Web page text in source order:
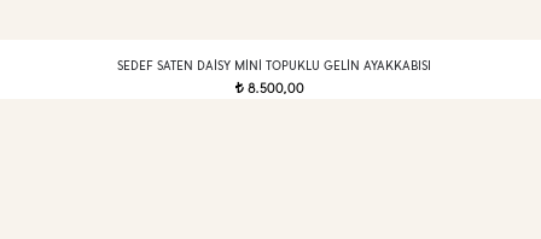
SEDEF SATEN DAISY MINI TOPUKLU GELIN AYAKKABISI
t8.500,00